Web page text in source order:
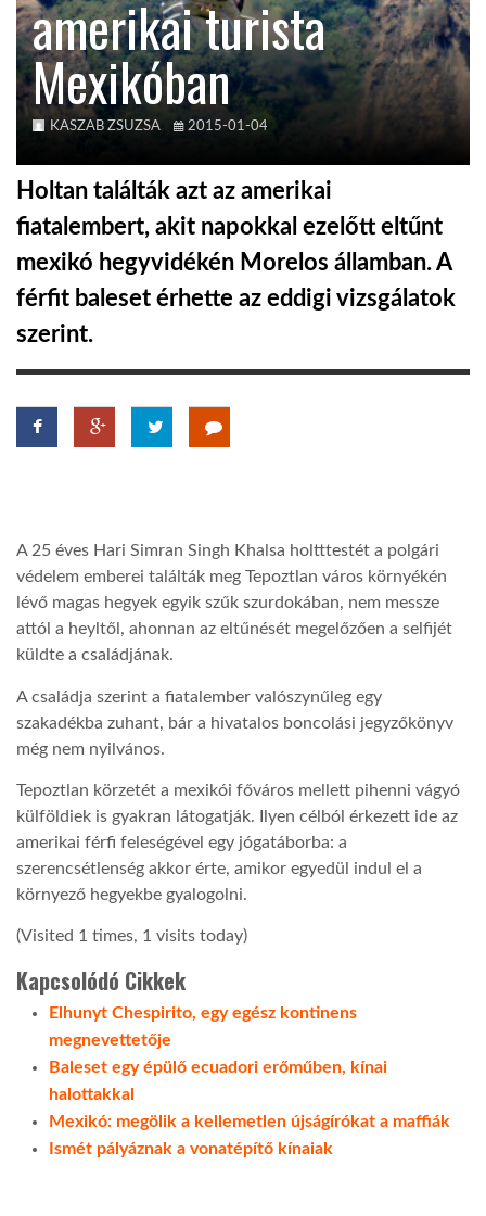
A VILÁG ITTHON
HÍR3D
TROPICALMAGAZIN
AFRIKA TUDÁSTÁR
A NAP SZÉPE
LINKTR.EE
DOBRAVERO.HU
LATIMO.HU
GLOBOBOOK
amerikai turista
Mexikóban
KASZAB ZSUZSA 2015-01-04
Holtan találták azt az amerikai
fiatalembert, akit napokkal ezelőtt eltűnt
mexikó hegyvidékén Morelos államban. A
férfit baleset érhette az eddigi vizsgálatok
szerint.
A 25 éves Hari Simran Singh Khalsa holtttestét a polgári
védelem emberei találták meg Tepoztlan város környékén
lévő magas hegyek egyik szűk szurdokában, nem messze
attól a heyltől, ahonnan az eltűnését megelőzően a selfijét
küldte a családjának.
A családja szerint a fiatalember valószynűleg egy
szakadékba zuhant, bár a hivatalos boncolási jegyzőkönyv
még nem nyilvános.
Tepoztlan körzetét a mexikói főváros mellett pihenni vágyó
külföldiek is gyakran látogatják. Ilyen célból érkezett ide az
amerikai férfi feleségével egy jógatáborba: a
szerencsétlenség akkor érte, amikor egyedül indul el a
környező hegyekbe gyalogolni.
(Visited 1 times, 1 visits today)
Kapcsolódó Cikkek
Elhunyt Chespirito, egy egész kontinens
megnevettetője
Baleset egy épülő ecuadori erőműben, kínai
halottakkal
Mexikó: megölik a kellemetlen újságírókat a maffiák
Ismét pályáznak a vonatépítő kínaiak